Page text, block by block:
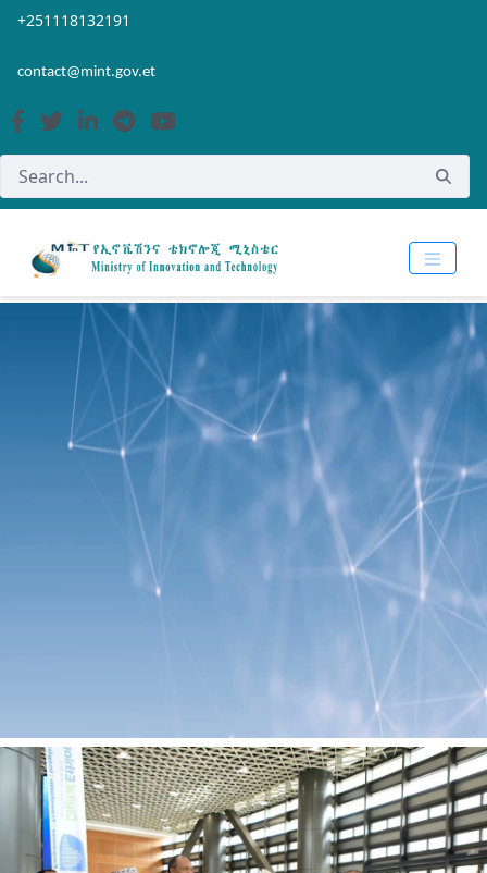
Skip to Main Content
Open Accessibility Menu
+251118132191
contact@mint.gov.et